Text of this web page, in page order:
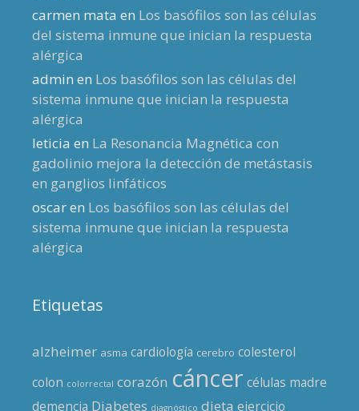
carmen mata en Los basófilos son las células
del sistema inmune que inician la respuesta
alérgica
admin en Los basófilos son las células del
sistema inmune que inician la respuesta
alérgica
leticia en La Resonancia Magnética con
gadolinio mejora la detección de metástasis
en ganglios linfáticos
oscaren Los basófilos son las células del
sistema inmune que inician la respuesta
alérgica
Etiquetas
alzheimer asma cardiología cerebro colesterol
colon colorrectal corazón cáncer células madre
demencia Diabetes diagnóstico dieta ejercicio